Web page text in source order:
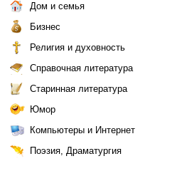
Дом и семья
Бизнес
Религия и духовность
Справочная литература
Старинная литература
Юмор
Компьютеры и Интернет
Поэзия, Драматургия